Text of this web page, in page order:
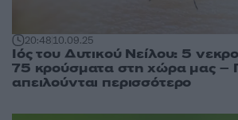
20:4810.09.25
Ιός του Δυτικού Νείλου: 5
75 κρούσματα στη χώρα μας –
απειλούνται περισσότερο